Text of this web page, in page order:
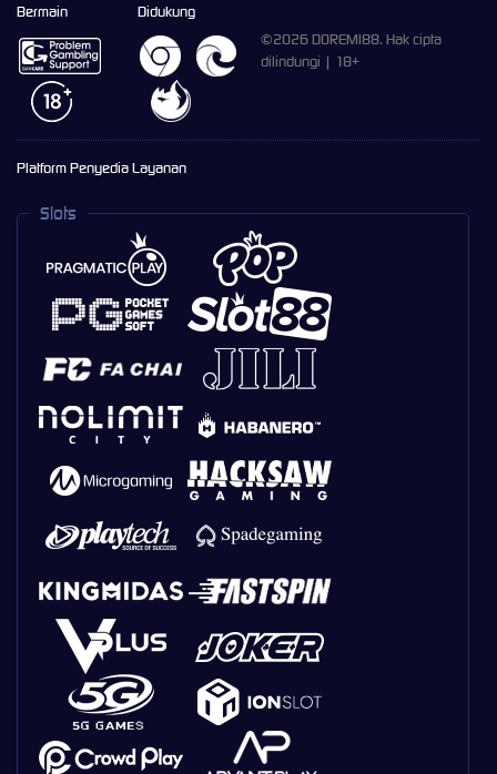
Bermain
Didukung
©2026 DOREMI88. Hak cipta
dilindungi | 18+
Platform Penyedia Layanan
Slots